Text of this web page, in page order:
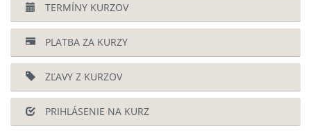
TERMÍNY KURZOV
PLATBA ZA KURZY
ZĽAVY Z KURZOV
PRIHLÁSENIE NA KURZ